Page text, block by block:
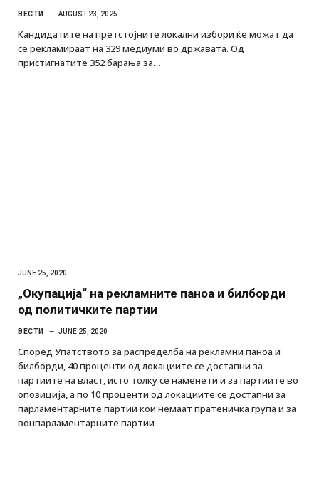
ВЕСТИ AUGUST 23, 2025
Кандидатите на претстојните локални избори ќе можат да
се рекламираат на 329 медиуми во државата. Од
пристигнатите 352 барања за…
JUNE 25, 2020
„Окупација“ на рекламните паноа и билборди
од политичките партии
ВЕСТИ JUNE 25, 2020
Според Упатството за распределба на рекламни паноа и
билборди, 40 проценти од локациите се достапни за
партиите на власт, исто толку се наменети и за партиите во
опозиција, а по 10 проценти од локациите се достапни за
парламентарните партии кои немаат пратеничка група и за
вонпарламентарните партии